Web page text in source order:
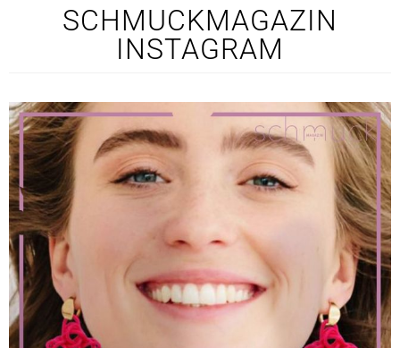
SCHMUCKMAGAZIN
INSTAGRAM